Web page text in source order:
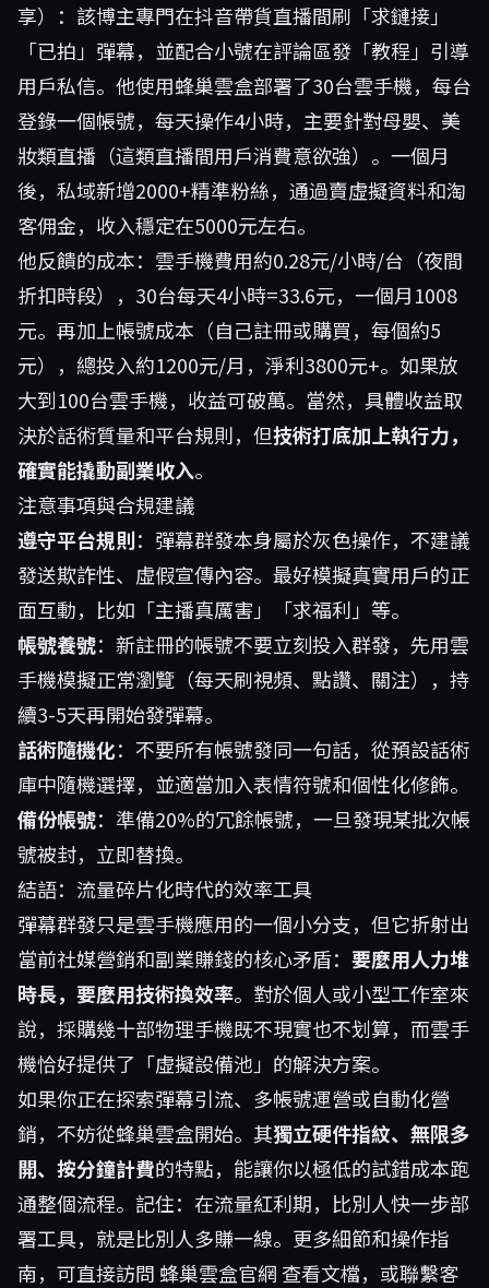
享）：該博主專門在抖音帶貨直播間刷「求鏈接」
「已拍」彈幕，並配合小號在評論區發「教程」引導
用戶私信。他使用蜂巢雲盒部署了30台雲手機，每台
登錄一個帳號，每天操作4小時，主要針對母嬰、美
妝類直播（這類直播間用戶消費意欲強）。一個月
後，私域新增2000+精準粉絲，通過賣虛擬資料和淘
客佣金，收入穩定在5000元左右。
他反饋的成本：雲手機費用約0.28元/小時/台（夜間
折扣時段），30台每天4小時=33.6元，一個月1008
元。再加上帳號成本（自己註冊或購買，每個約5
元），總投入約1200元/月，淨利3800元+。如果放
大到100台雲手機，收益可破萬。當然，具體收益取
決於話術質量和平台規則，但技術打底加上執行力，
確實能撬動副業收入。
注意事項與合規建議
遵守平台規則：彈幕群發本身屬於灰色操作，不建議
發送欺詐性、虛假宣傳內容。最好模擬真實用戶的正
面互動，比如「主播真厲害」「求福利」等。
帳號養號：新註冊的帳號不要立刻投入群發，先用雲
手機模擬正常瀏覽（每天刷視頻、點讚、關注），持
續3-5天再開始發彈幕。
話術隨機化：不要所有帳號發同一句話，從預設話術
庫中隨機選擇，並適當加入表情符號和個性化修飾。
備份帳號：準備20%的冗餘帳號，一旦發現某批次帳
號被封，立即替換。
結語：流量碎片化時代的效率工具
彈幕群發只是雲手機應用的一個小分支，但它折射出
當前社媒營銷和副業賺錢的核心矛盾： 要麼用人力堆
時長，要麼用技術換效率。對於個人或小型工作室來
說，採購幾十部物理手機既不現實也不划算，而雲手
機恰好提供了「虛擬設備池」的解決方案。
如果你正在探索彈幕引流、多帳號運營或自動化營
銷，不妨從蜂巢雲盒開始。其獨立硬件指紋、無限多
開、按分鐘計費的特點，能讓你以極低的試錯成本跑
通整個流程。記住：在流量紅利期，比別人快一步部
署工具，就是比別人多賺一線。更多細節和操作指
南，可直接訪問 蜂巢雲盒官網 查看文檔，或聯繫客